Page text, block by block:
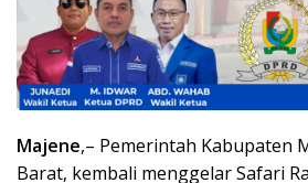
Majene,– Pemerintah Kabupaten
Barat, kembali menggelar Safari